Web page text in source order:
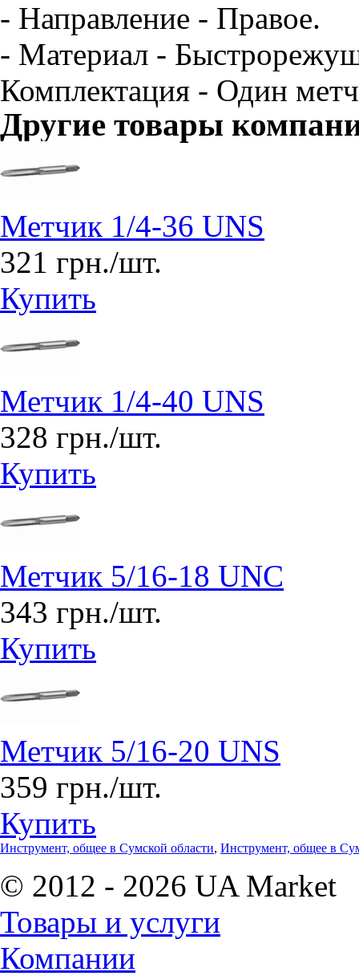
- Направление - Правое.
- Материал -
Комплектация - Один
Другие товары
Метчик 1/4-36 UNS
321 грн./шт.
Купить
Метчик 1/4-40 UNS
328 грн./шт.
Купить
Метчик 5/16-18 UNC
343 грн./шт.
Купить
Метчик 5/16-20 UNS
359 грн./шт.
Купить
Инструмент, общее в Сумской области, Инструмент, общее в
© 2012 - 2026 UA Market
Товары и услуги
Компании